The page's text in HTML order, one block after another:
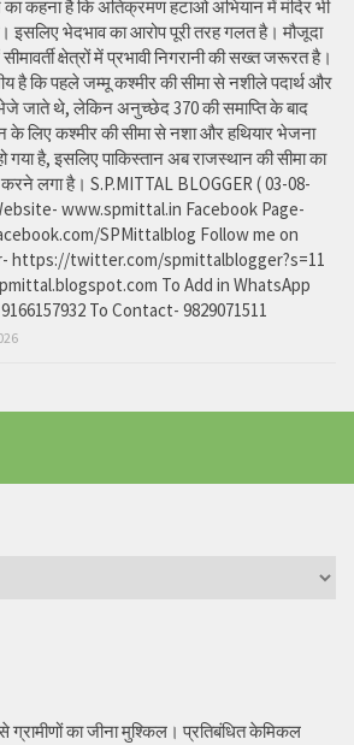
कहना है कि अतिक्रमण हटाओ अभियान में मंदिर भी
इसलिए भेदभाव का आरोप पूरी तरह गलत है। मौजूदा
सीमावर्ती क्षेत्रों में प्रभावी निगरानी की सख्त जरूरत है।
है कि पहले जम्मू कश्मीर की सीमा से नशीले पदार्थ और
जाते थे, लेकिन अनुच्छेद 370 की समाप्ति के बाद
के लिए कश्मीर की सीमा से नशा और हथियार भेजना
गया है, इसलिए पाकिस्तान अब राजस्थान की सीमा का
लगा है। S.P.MITTAL BLOGGER ( 03-08-
www.spmittal.in Facebook Page-
SPMittalblog Follow me on
https://twitter.com/spmittalblogger?s=11
To Add in WhatsApp
To Contact- 9829071511
ग्रामीणों का जीना मुश्किल। प्रतिबंधित केमिकल